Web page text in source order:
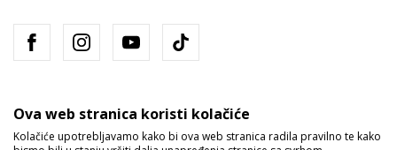
Ova web stranica koristi kolačiće
Kolačiće upotrebljavamo kako bi ova web stranica radila pravilno te kako